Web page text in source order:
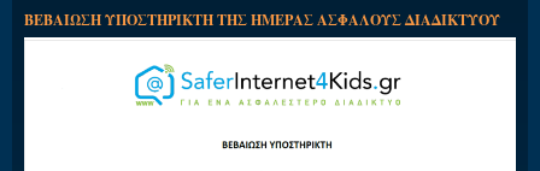
ΒΕΒΑΙΩΣΗ ΥΠΟΣΤΗΡΙΚΤΗ ΤΗΣ ΗΜΕΡΑΣ ΑΣΦΑΛΟΥΣ ΔΙΑΔΙΚΤΥΟΥ